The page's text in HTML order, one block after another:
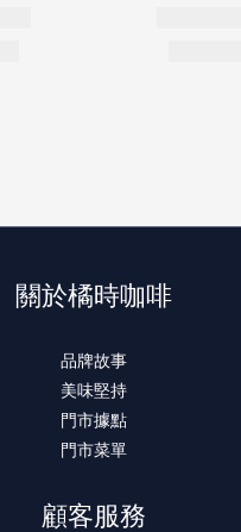
關於橘時咖啡
品牌故事
美味堅持
門市據點
門市菜單
顧客服務